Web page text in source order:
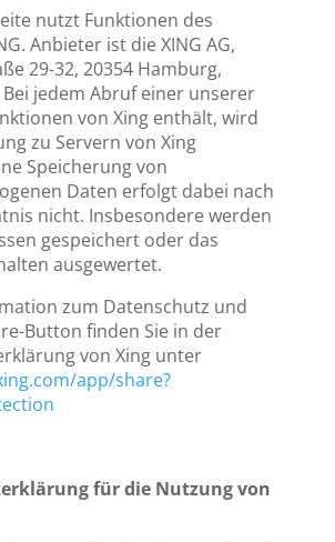
nutzt Funktionen des
Anbieter ist die XING AG,
29-32, 20354 Hamburg,
jedem Abruf einer unserer
von Xing enthält, wird
zu Servern von Xing
Speicherung von
Daten erfolgt dabei nach
nicht. Insbesondere werden
gespeichert oder das
ausgewertet.
zum Datenschutz und
Button finden Sie in der
von Xing unter
app/share?
für die Nutzung von